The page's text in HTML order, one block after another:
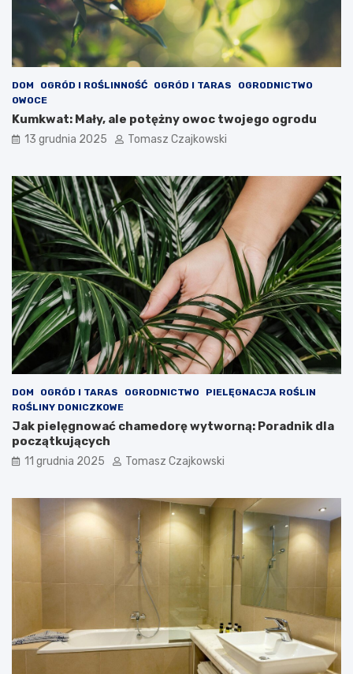
DOM OGRÓD I ROŚLINNOŚĆ OGRÓD I TARAS
OGRODNICTWO
OWOCE
Kumkwat: Mały, ale potężny owoc twojego ogrodu
13 grudnia 2025 Tomasz Czajkowski
DOM OGRÓD I TARAS OGRODNICTWO
PIELĘGNACJA ROŚLIN
ROŚLINY DONICZKOWE
Jak pielęgnować chamedorę wytworną: Poradnik dla
początkujących
11 grudnia 2025 Tomasz Czajkowski